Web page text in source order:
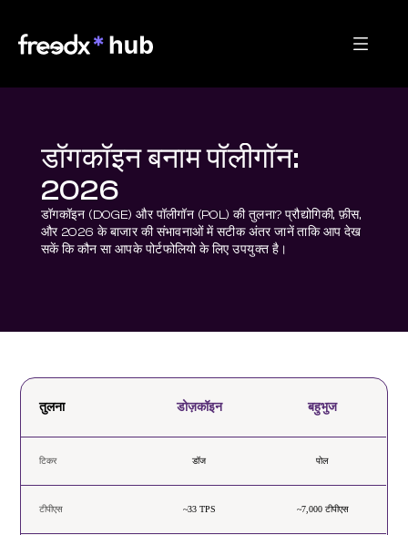
डॉगकॉइन बनाम पॉलीगॉन:
2026
डॉगकॉइन (DOGE) और पॉलीगॉन (POL) की तुलना? प्रौद्योगिकी, फ़ीस,
और 2026 के बाजार की संभावनाओं में सटीक अंतर जानें ताकि आप देख
सकें कि कौन सा आपके पोर्टफोलियो के लिए उपयुक्त है।
तुलना डोज़कॉइन बहुभुज
टिकर डॉज पोल
टीपीएस ~33 TPS ~7,000 टीपीएस